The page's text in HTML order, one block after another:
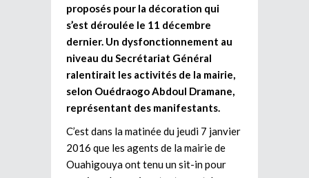
proposés pour la décoration qui
s’est déroulée le 11 décembre
dernier. Un dysfonctionnement au
niveau du Secrétariat Général
ralentirait les activités de la mairie,
selon Ouédraogo Abdoul Dramane,
représentant des manifestants.
C’est dans la matinée du jeudi 7 janvier
2016 que les agents de la mairie de
Ouahigouya ont tenu un sit-in pour